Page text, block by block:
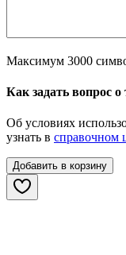
Максимум 3000
Как задать вопрос
Об условиях
узнать в справочном
Добавить в корзину